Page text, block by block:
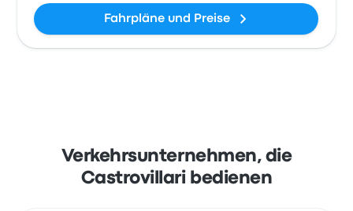
Fahrpläne und Preise
Verkehrsunternehmen, die
Castrovillari bedienen